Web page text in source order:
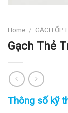
Home / GẠCH ỐP
Gạch Thẻ
Thông số kỹ